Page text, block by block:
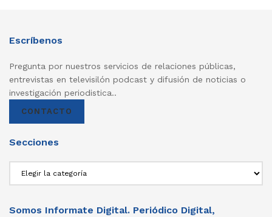
Escríbenos
Pregunta por nuestros servicios de relaciones públicas,
entrevistas en televisilón podcast y difusión de noticias o
investigación periodistica..
CONTACTO
Secciones
Somos Informate Digital. Periódico Digital,